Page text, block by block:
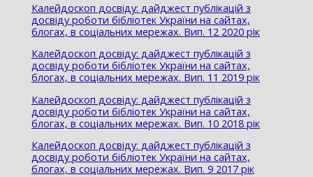
Калейдоскоп досвіду: дайджест публікацій з
досвіду роботи бібліотек України на сайтах,
блогах, в соціальних мережах. Вип. 12 2020 рік
Калейдоскоп досвіду: дайджест публікацій з
досвіду роботи бібліотек України на сайтах,
блогах, в соціальних мережах. Вип. 11 2019 рік
Калейдоскоп досвіду: дайджест публікацій з
досвіду роботи бібліотек України на сайтах,
блогах, в соціальних мережах. Вип. 10 2018 рік
Калейдоскоп досвіду: дайджест публікацій з
досвіду роботи бібліотек України на сайтах,
блогах, в соціальних мережах. Вип. 9 2017 рік